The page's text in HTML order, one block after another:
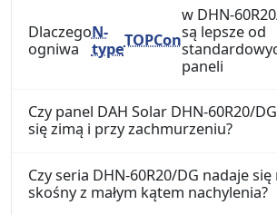
Dlaczego
ogniwa
N-
typeTOPCon
w DHN-
są lepsze od
paneli
Czy panel DAH Solar DHN-60R20/
się zimą i przy zachmurzeniu?
Czy seria DHN-60R20/DG nadaje się
skośny z małym kątem nachylenia?